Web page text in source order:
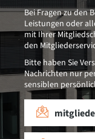
Bei Fragen zu den
Leistungen oder
mit Ihrer
den
Bitte haben Sie
Nachrichten nur
sensiblen